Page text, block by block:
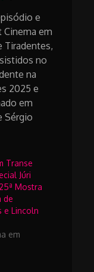
e
em
Tiradentes,
no
na
2025 e
em
Sérgio
Transe
Júri
Mostra
de
e Lincoln
em